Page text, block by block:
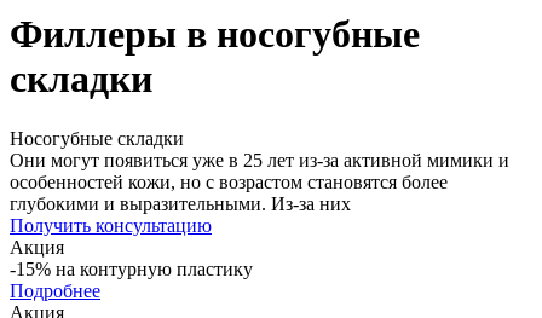
Филлеры в носогубные
складки
Носогубные складки
Они могут появиться уже в 25 лет из-за активной мимики и
особенностей кожи, но с возрастом становятся более
глубокими и выразительными. Из-за них
Получить консультацию
Акция
-15% на контурную пластику
Подробнее
Акция